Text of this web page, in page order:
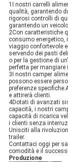
1I nostri carrelli
qualità, garantendo
rigorosi controlli di
garantendo un
2Con caratteristiche
consumo energetico,
viaggio confortevole
servendo dei pasti
o per la gestione di
perfetta per mangiare
3I nostri camper
possono essere
preferenze
e attirerà clienti.
4Dotati di avanzati
capacità, i nostri
capacità di ricarica
i clienti senza
Unisciti alla
trailer.
Contattaci oggi per
comodità e il
Produzione